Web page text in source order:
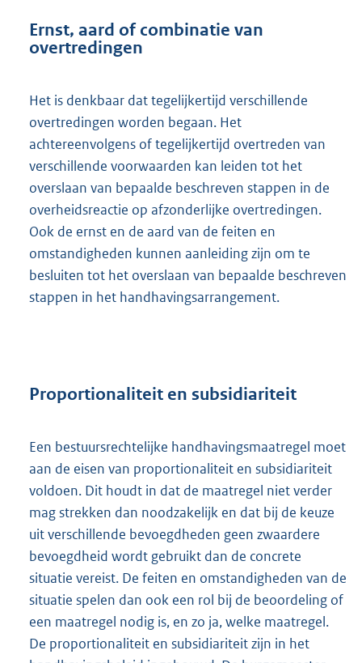
Ernst, aard of combinatie van
overtredingen
Het is denkbaar dat tegelijkertijd verschillende
overtredingen worden begaan. Het
achtereenvolgens of tegelijkertijd overtreden van
verschillende voorwaarden kan leiden tot het
overslaan van bepaalde beschreven stappen in de
overheidsreactie op afzonderlijke overtredingen.
Ook de ernst en de aard van de feiten en
omstandigheden kunnen aanleiding zijn om te
besluiten tot het overslaan van bepaalde beschreven
stappen in het handhavingsarrangement.
Proportionaliteit en subsidiariteit
Een bestuursrechtelijke handhavingsmaatregel moet
aan de eisen van proportionaliteit en subsidiariteit
voldoen. Dit houdt in dat de maatregel niet verder
mag strekken dan noodzakelijk en dat bij de keuze
uit verschillende bevoegdheden geen zwaardere
bevoegdheid wordt gebruikt dan de concrete
situatie vereist. De feiten en omstandigheden van de
situatie spelen dan ook een rol bij de beoordeling of
een maatregel nodig is, en zo ja, welke maatregel.
De proportionaliteit en subsidiariteit zijn in het